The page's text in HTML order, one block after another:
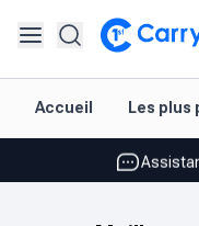
Accueil Les
Les